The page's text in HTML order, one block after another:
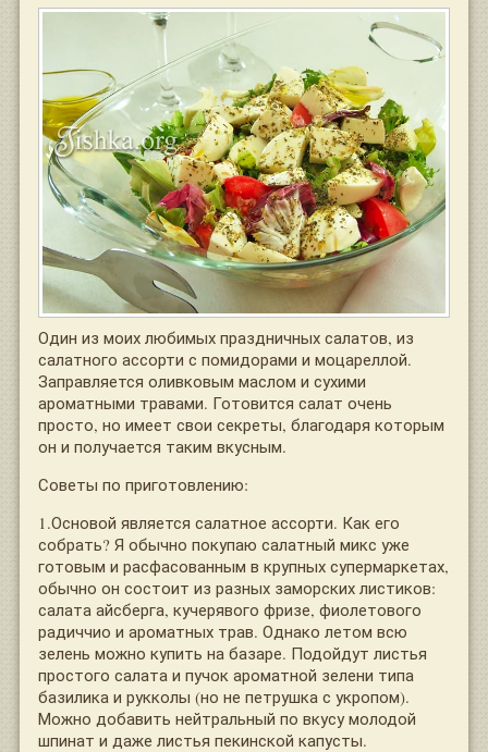
Один из моих любимых праздничных салатов, из
салатного ассорти с помидорами и моцареллой.
Заправляется оливковым маслом и сухими
ароматными травами. Готовится салат очень
просто, но имеет свои секреты, благодаря которым
он и получается таким вкусным.
Советы по приготовлению:
1.Основой является салатное ассорти. Как его
собрать? Я обычно покупаю салатный микс уже
готовым и расфасованным в крупных супермаркетах,
обычно он состоит из разных заморских листиков:
салата айсберга, кучерявого фризе, фиолетового
радиччио и ароматных трав. Однако летом всю
зелень можно купить на базаре. Подойдут листья
простого салата и пучок ароматной зелени типа
базилика и рукколы (но не петрушка с укропом).
Можно добавить нейтральный по вкусу молодой
шпинат и даже листья пекинской капусты.